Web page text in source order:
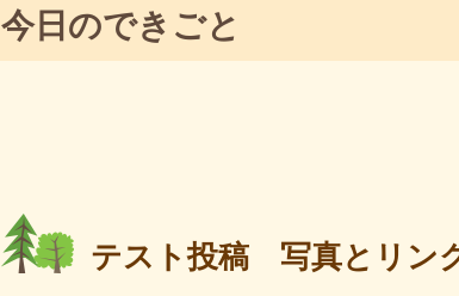
今日のできごと
テスト投稿 写真とリン